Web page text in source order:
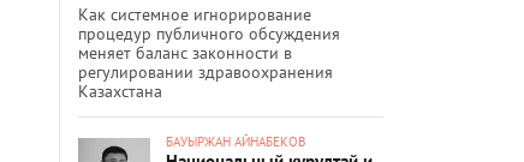
Как системное игнорирование
процедур публичного обсуждения
меняет баланс законности в
регулировании здравоохранения
Казахстана
БАУЫРЖАН АЙНАБЕКОВ